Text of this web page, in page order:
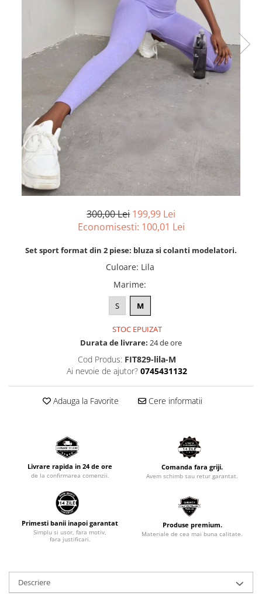
300,00 Lei 199,99 Lei
Economisesti: 100,01 Lei
Set sport format din 2 piese: bluza si colanti modelatori.
Culoare: Lila
Marime:
S M
STOC EPUIZAT
Durata de livrare: 24 de ore
Cod Produs: FIT829-lila-M
Ai nevoie de ajutor? 0745431132
Adauga la Favorite Cere informatii
Livrare rapida in 24 de ore
de la confirmarea comenzii.
Comanda fara griji.
Avem schimb sau retur garantat.
Primesti banii inapoi garantat
Simplu si usor, fara motiv,
fara justificari.
Produse premium.
Materiale de cea mai buna calitate.
Descriere